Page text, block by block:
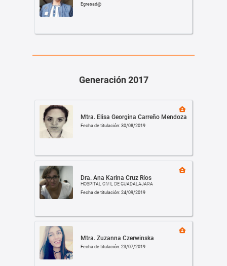
Egresad@
Generación 2017
Mtra. Elisa Georgina Carreño Mendoza
Fecha de titulación: 30/08/2019
Dra. Ana Karina Cruz Ríos
HOSPITAL CIVIL DE GUADALAJARA
Fecha de titulación: 24/09/2019
Mtra. Zuzanna Czerwinska
Fecha de titulación: 23/07/2019